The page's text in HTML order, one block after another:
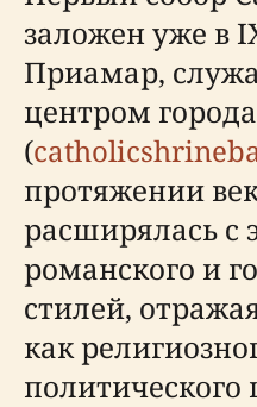
заложен уже в
Приамар,
центром города
(
протяжении
расширялась с
романского и
стилей,
как
политического